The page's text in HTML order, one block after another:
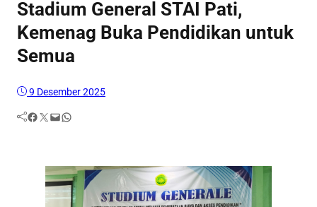
Stadium General STAI Pati,
Kemenag Buka Pendidikan untuk
Semua
9 Desember 2025
Facebook Twitter Mail WhatsApp